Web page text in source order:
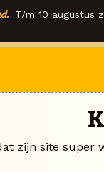
T/m 10 augustus
zijn site